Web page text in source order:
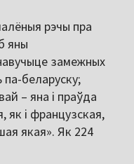
рэчы пра
яны
замежных
па-беларуску;
– яна і праўда
як і французская,
якая». Як 224